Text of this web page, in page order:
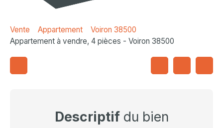
Vente Appartement
Voiron 38500
Appartement à vendre, 4 pièces - Voiron 38500
Descriptifdu bien